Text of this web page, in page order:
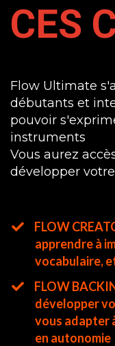
CES
Flow Ultimate
débutants et
pouvoir
instruments
Vous aurez
développer
FLOW
apprendre à
vocabulaire,
FLOW
développer
vous adapter
en autonomie